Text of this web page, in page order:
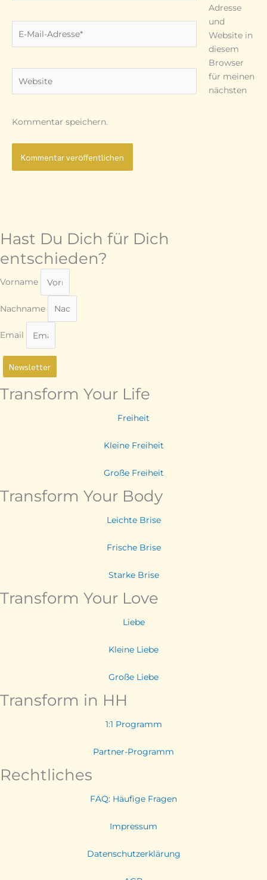
Mail-
Adresse
und
Website in
diesem
Browser
für meinen
nächsten
Kommentar speichern.
Hast Du Dich für Dich
entschieden?
Vorname
Nachname
Email
Newsletter
Transform Your Life
Freiheit
Kleine Freiheit
Große Freiheit
Transform Your Body
Leichte Brise
Frische Brise
Starke Brise
Transform Your Love
Liebe
Kleine Liebe
Große Liebe
Transform in HH
1:1 Programm
Partner-Programm
Rechtliches
FAQ: Häufige Fragen
Impressum
Datenschutzerklärung